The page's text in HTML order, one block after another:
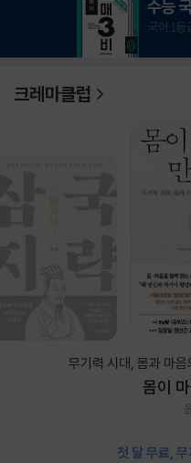
크레마클럽
무기력 시대, 몸과 마
몸이
첫 달 무료,